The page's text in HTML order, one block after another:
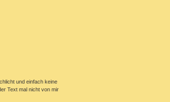
und einfach keine
Text mal nicht von mir